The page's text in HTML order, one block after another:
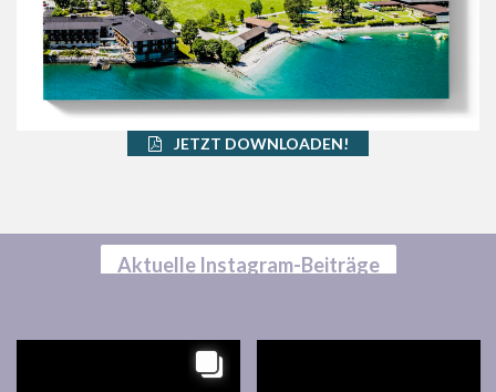
JETZT DOWNLOADEN!
Aktuelle Instagram-Beiträge